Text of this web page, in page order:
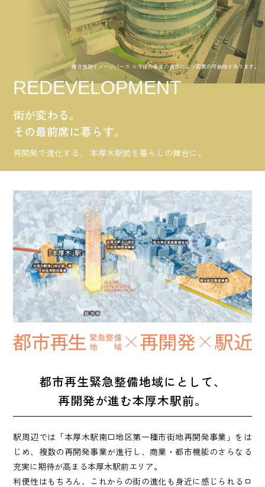
REDEVELOPMENT
街が変わる。
その最前席に暮らす。
再開発で進化する、 本厚木駅前を暮らしの舞台に。
複合施設イメージパース ※今後の事業の進歩により変更の可能性があります。
都市再生緊急整備地域にとして、
再開発が進む本厚木駅前。
駅周辺では「本厚木駅南口地区第一種市街地再開発事業」をは
じめ、 複数の再開発事業が進行し、商業・都市機能のさらなる
充実に期待が高まる本厚木駅前エリア。
利便性はもちろん、これからの街の進化も身近に感じられるロ